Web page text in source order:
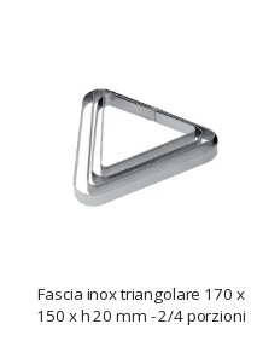
Fascia inox triangolare 170 x
150 x h 20 mm - 2/4 porzioni